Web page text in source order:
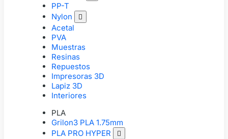
PP-T
Nylon

Acetal
PVA
Muestras
Resinas
Repuestos
Impresoras 3D
Lapiz 3D
Interiores
PLA
Grilon3 PLA 1.75mm
PLA PRO HYPER
